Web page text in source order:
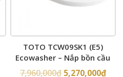
TOTO TCW09SK1 (E5)
Ecowasher – Nắp bồn cầu
rửa cơ
7,960,000₫ 5,270,000₫